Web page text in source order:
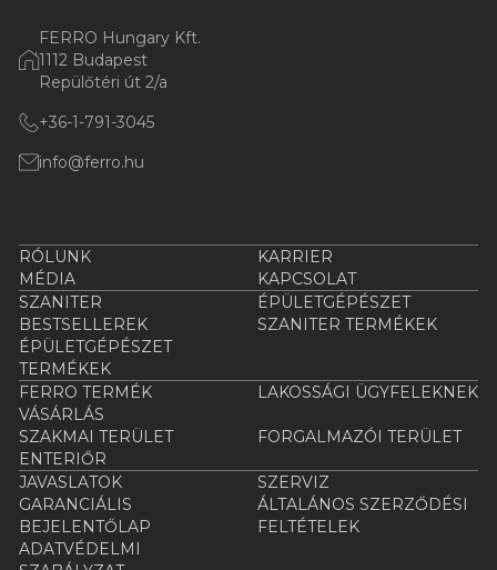
FERRO Hungary Kft.
1112 Budapest
Repülőtéri út 2/a
+36-1-791-3045
info@ferro.hu
RÓLUNK
KARRIER
MÉDIA
KAPCSOLAT
SZANITER
ÉPÜLETGÉPÉSZET
BESTSELLEREK
SZANITER TERMÉKEK
ÉPÜLETGÉPÉSZET
TERMÉKEK
FERRO TERMÉK
VÁSÁRLÁS
LAKOSSÁGI ÜGYFELEKNEK
SZAKMAI TERÜLET
FORGALMAZÓI TERÜLET
ENTERIŐR
JAVASLATOK
SZERVIZ
GARANCIÁLIS
BEJELENTŐLAP
ÁLTALÁNOS SZERZŐDÉSI
FELTÉTELEK
ADATVÉDELMI